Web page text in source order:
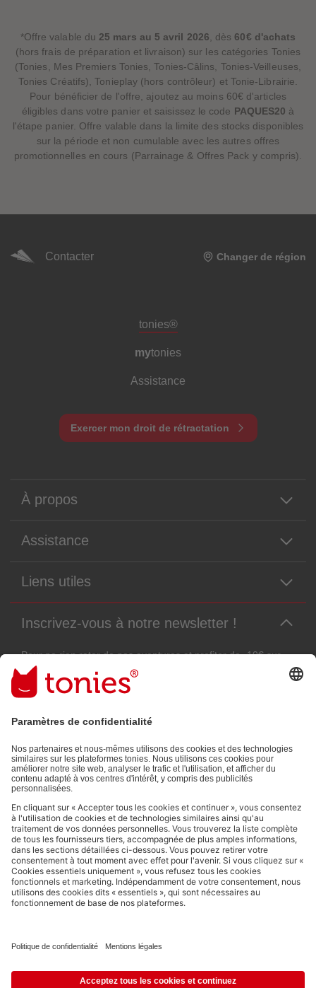
*Offre valable du 25 mars au 5 avril 2026 , dès 60€ d'achats
(hors frais de préparation et livraison) sur les catégories Tonies
(Tonies, Mes Premiers Tonies, Tonies-Câlins, Tonies-Veilleuses,
Tonies Créatifs), Tonieplay (hors contrôleur) et Tonie-Librairie.
Pour bénéficier de l'offre, ajoutez au moins 60€ d'articles
éligibles dans votre panier et saisissez le code PAQUES20 à
l'étape panier. Offre valable dans la limite des stocks disponibles
sur la période et non cumulable avec les autres offres
promotionnelles en cours (Parrainage & Offres Pack y compris).
Contacter Changer de région
Pied de page de méta-navigation
tonies®
mytonies
Assistance
Exercer mon droit de rétractation
À propos
Assistance
Liens utiles
Inscrivez-vous à notre newsletter !
Pour ne rien rater de nos aventures et profiter de -10€ sur
votre prochaine commande !
Adresse e-mail
grâce aux informations que vous nous avez fournies (par ex. données
de votre compte) et aux données d'utilisation partagées à des fins
publicitaires (par ex. temps d'écoute). Révocable à tout moment, sans
frais. Politique de Confidentialité.
Les moyens de paiement :